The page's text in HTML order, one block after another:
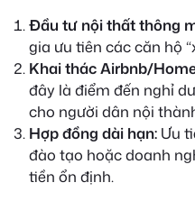
Đầu tư nội thất thông
gia ưu tiên các căn hộ
Khai thác Airbnb/
đây là điểm đến nghỉ
cho người dân nội
Hợp đồng dài hạn: Ưu
đào tạo hoặc doanh
tiền ổn định.